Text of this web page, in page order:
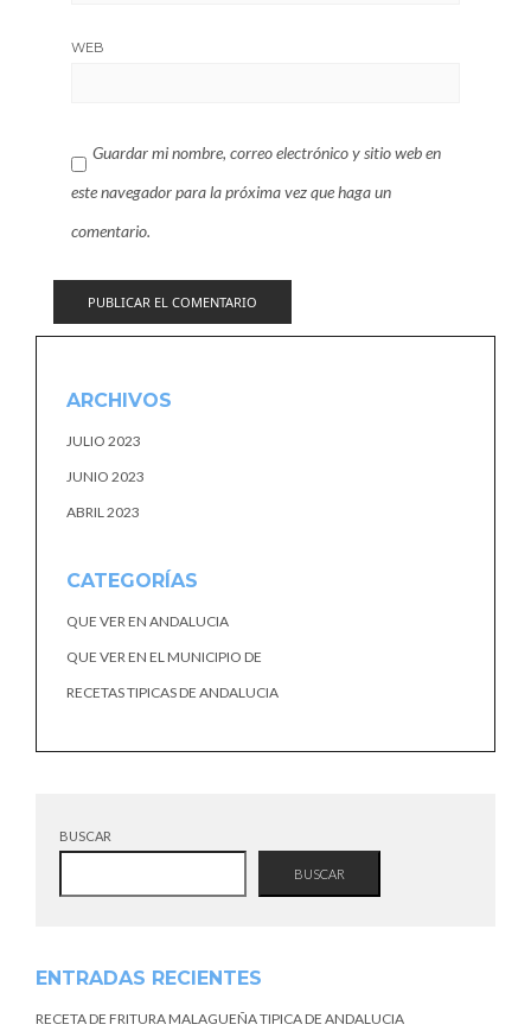
WEB
Guardar mi nombre, correo electrónico y sitio web en
este navegador para la próxima vez que haga un
comentario.
ARCHIVOS
JULIO 2023
JUNIO 2023
ABRIL 2023
CATEGORÍAS
QUE VER EN ANDALUCIA
QUE VER EN EL MUNICIPIO DE
RECETAS TIPICAS DE ANDALUCIA
BUSCAR
BUSCAR
ENTRADAS RECIENTES
RECETA DE FRITURA MALAGUEÑA TIPICA DE ANDALUCIA